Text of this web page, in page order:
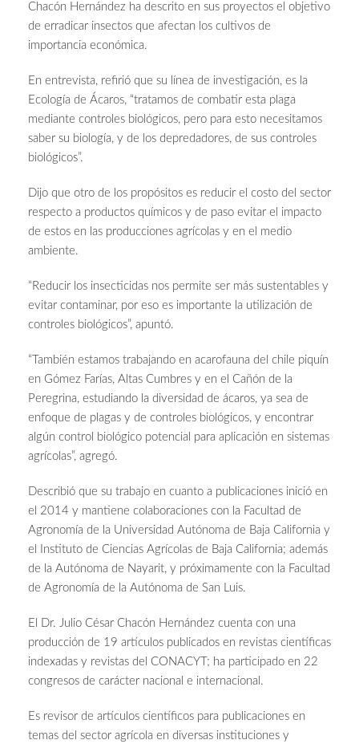
Chacón Hernández ha descrito en sus proyectos el objetivo
de erradicar insectos que afectan los cultivos de
importancia económica.
En entrevista, refirió que su línea de investigación, es la
Ecología de Ácaros, “tratamos de combatir esta plaga
mediante controles biológicos, pero para esto necesitamos
saber su biología, y de los depredadores, de sus controles
biológicos”.
Dijo que otro de los propósitos es reducir el costo del sector
respecto a productos químicos y de paso evitar el impacto
de estos en las producciones agrícolas y en el medio
ambiente.
“Reducir los insecticidas nos permite ser más sustentables y
evitar contaminar, por eso es importante la utilización de
controles biológicos”, apuntó.
“También estamos trabajando en acarofauna del chile piquín
en Gómez Farías, Altas Cumbres y en el Cañón de la
Peregrina, estudiando la diversidad de ácaros, ya sea de
enfoque de plagas y de controles biológicos, y encontrar
algún control biológico potencial para aplicación en sistemas
agrícolas”, agregó.
Describió que su trabajo en cuanto a publicaciones inició en
el 2014 y mantiene colaboraciones con la Facultad de
Agronomía de la Universidad Autónoma de Baja California y
el Instituto de Ciencias Agrícolas de Baja California; además
de la Autónoma de Nayarit, y próximamente con la Facultad
de Agronomía de la Autónoma de San Luis.
El Dr. Julio César Chacón Hernández cuenta con una
producción de 19 artículos publicados en revistas científicas
indexadas y revistas del CONACYT; ha participado en 22
congresos de carácter nacional e internacional.
Es revisor de artículos científicos para publicaciones en
temas del sector agrícola en diversas instituciones y